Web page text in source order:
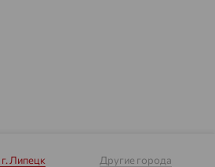
г. Липецк
Другие города